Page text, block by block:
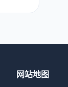
网站地图